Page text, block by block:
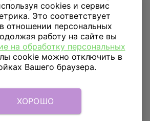
Светящиеся Шары С
Днем Рождения 15 шт
(постоянная
cookies и сервис
Это соответствует
отношении персональных
работу на сайте вы
на обработку персональных
cookie можно отключить в
Вашего браузера.
ХОРОШО